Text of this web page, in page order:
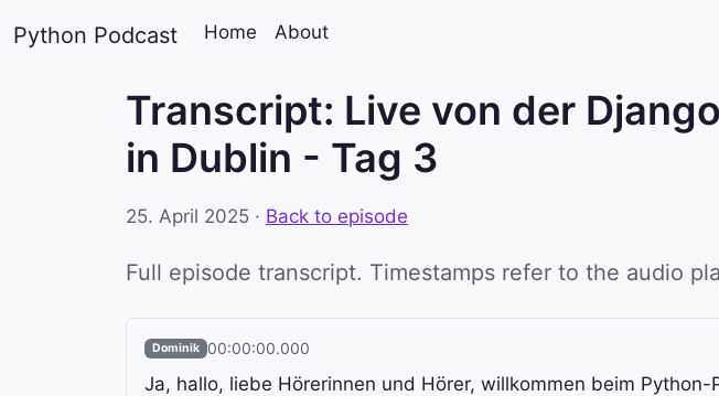
Python Podcast Home About
Transcript: Live von der
in Dublin - Tag 3
25. April 2025 · Back to episode
Full episode transcript. Timestamps refer to the audio
Dominik 00:00:00.000
Ja, hallo, liebe Hörerinnen und Hörer, willkommen beim